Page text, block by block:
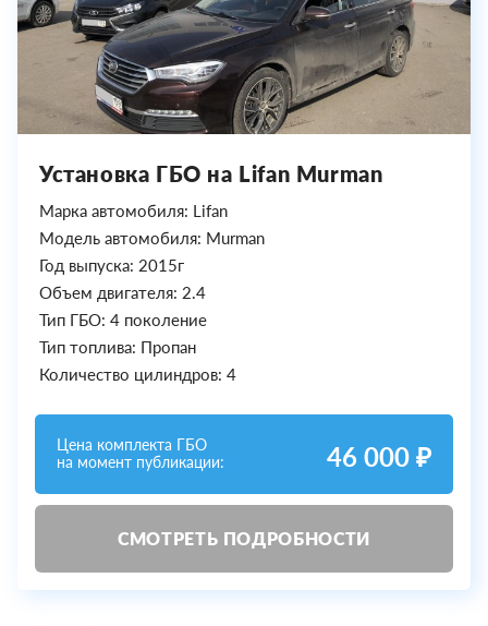
Установка ГБО на Lifan Murman
Марка автомобиля: Lifan
Модель автомобиля: Murman
Год выпуска: 2015г
Объем двигателя: 2.4
Тип ГБО: 4 поколение
Тип топлива: Пропан
Количество цилиндров: 4
Цена комплекта ГБО
на момент публикации:
46 000 ₽
СМОТРЕТЬ ПОДРОБНОСТИ